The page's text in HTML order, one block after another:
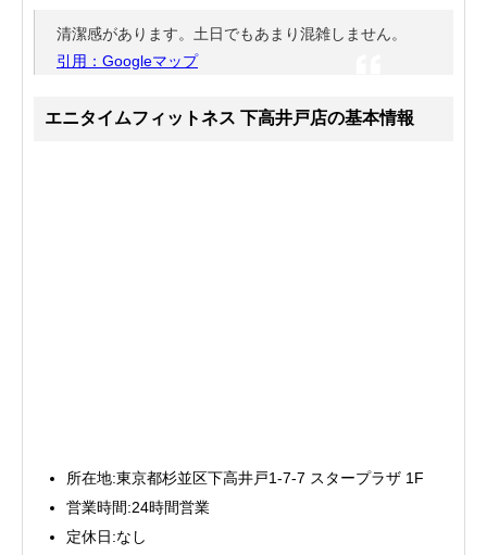
清潔感があります。土日でもあまり混雑しません。
引用：Googleマップ
エニタイムフィットネス 下高井戸店の基本情報
所在地:東京都杉並区下高井戸1-7-7 スタープラザ 1F
営業時間:24時間営業
定休日:なし